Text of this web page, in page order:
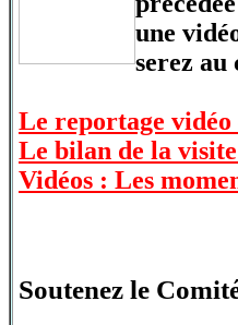
une
serez au
Le reportage
Le bilan de la
Vidéos : Les
Soutenez le